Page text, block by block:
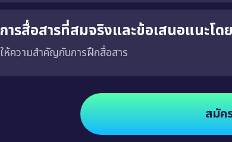
การสื่อสารที่สมจริงและข้อเสนอแนะโด
ให้ความสำคัญกับการฝึกสื่อสาร
สมัค